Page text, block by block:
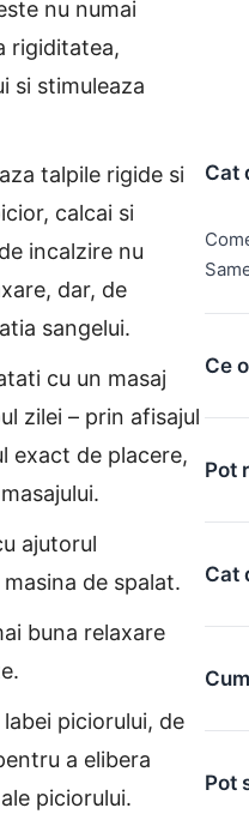
nu numai
rigiditatea,
si stimuleaza
talpile rigide si
calcai si
incalzire nu
dar, de
sangelui.
cu un masaj
zilei – prin afisajul
exact de placere,
ajutorul
de spalat.
buna relaxare
piciorului, de
a elibera
piciorului.
Cat
Ce
Pot
Cat
Pot